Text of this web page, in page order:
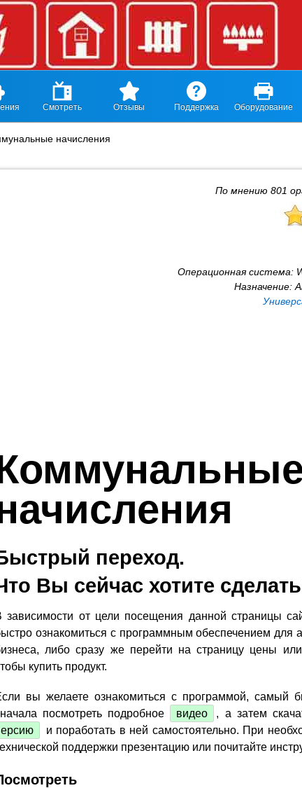
Смотреть Отзывы Поддержка Оборудование
начисления
По мнению 801
Операционная система:
Назначение:
переход.
Вы сейчас хотите
зависимости от цели посещения данной страницы
ознакомиться с программным обеспечением для
либо сразу же перейти на страницу цены
купить продукт.
вы желаете ознакомиться с программой, самый
посмотреть подробное
видео , а затем
и поработать в ней самостоятельно. При
поддержки презентацию или почитайте